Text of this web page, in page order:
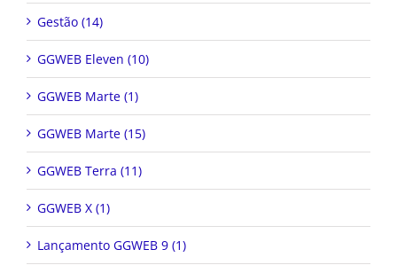
Gestão (14)
GGWEB Eleven (10)
GGWEB Marte (1)
GGWEB Marte (15)
GGWEB Terra (11)
GGWEB X (1)
Lançamento GGWEB 9 (1)